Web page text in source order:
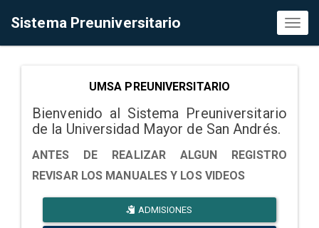
Sistema Preuniversitario
UMSA PREUNIVERSITARIO
Bienvenido al Sistema Preuniversitario
de la Universidad Mayor de San Andrés.
ANTES DE REALIZAR ALGUN REGISTRO
REVISAR LOS MANUALES Y LOS VIDEOS
ADMISIONES